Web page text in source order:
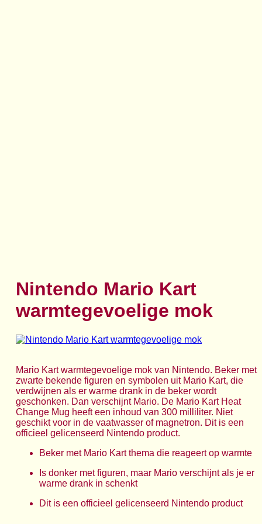
Nintendo Mario Kart
warmtegevoelige mok
Mario Kart warmtegevoelige mok van Nintendo. Beker met
zwarte bekende figuren en symbolen uit Mario Kart, die
verdwijnen als er warme drank in de beker wordt
geschonken. Dan verschijnt Mario. De Mario Kart Heat
Change Mug heeft een inhoud van 300 milliliter. Niet
geschikt voor in de vaatwasser of magnetron. Dit is een
officieel gelicenseerd Nintendo product.
Beker met Mario Kart thema die reageert op warmte
Is donker met figuren, maar Mario verschijnt als je er
warme drank in schenkt
Dit is een officieel gelicenseerd Nintendo product